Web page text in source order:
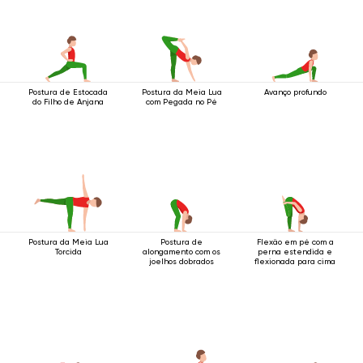
Postura de Estocada
do Filho de Anjana
Postura da Meia Lua
com Pegada no Pé
Avanço profundo
Postura da Meia Lua
Torcida
Postura de
alongamento com os
joelhos dobrados
Flexão em pé com a
perna estendida e
flexionada para cima